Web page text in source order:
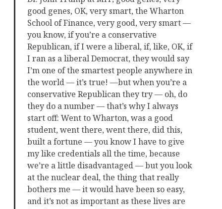
good genes, OK, very smart, the Wharton
School of Finance, very good, very smart —
you know, if you’re a conservative
Republican, if I were a liberal, if, like, OK, if
I ran as a liberal Democrat, they would say
I’m one of the smartest people anywhere in
the world — it’s true! —but when you’re a
conservative Republican they try — oh, do
they do a number — that’s why I always
start off: Went to Wharton, was a good
student, went there, went there, did this,
built a fortune — you know I have to give
my like credentials all the time, because
we’re a little disadvantaged — but you look
at the nuclear deal, the thing that really
bothers me — it would have been so easy,
and it’s not as important as these lives are